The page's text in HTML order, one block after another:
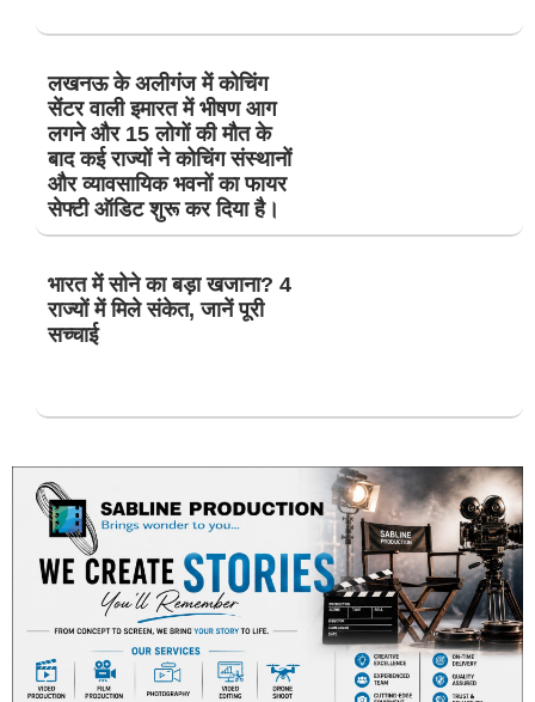
लखनऊ के अलीगंज में कोचिंग
सेंटर वाली इमारत में भीषण आग
लगने और 15 लोगों की मौत के
बाद कई राज्यों ने कोचिंग संस्थानों
और व्यावसायिक भवनों का फायर
सेफ्टी ऑडिट शुरू कर दिया है।
भारत में सोने का बड़ा खजाना? 4
राज्यों में मिले संकेत, जानें पूरी
सच्चाई